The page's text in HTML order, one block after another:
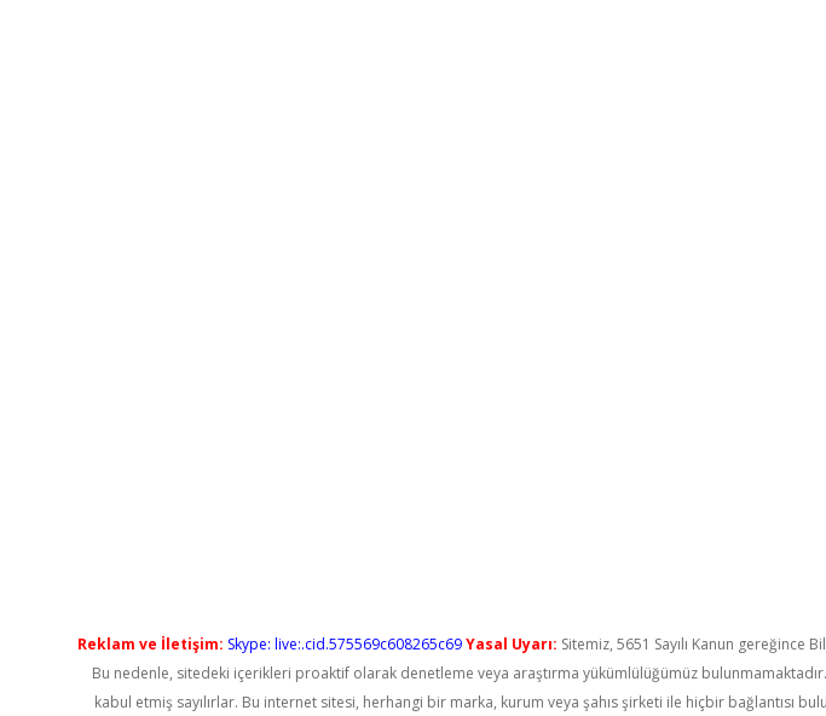
Reklam ve İletişim: Skype: live:.cid.575569c608265c69 Yasal Uyarı: Sitemiz, 5651 Sayılı Kanun gereğince
Bu nedenle, sitedeki içerikleri proaktif olarak denetleme veya araştırma yükümlülüğümüz
kabul etmiş sayılırlar. Bu internet sitesi, herhangi bir marka, kurum veya şahıs şirketi ile hiçbir bağlantısı